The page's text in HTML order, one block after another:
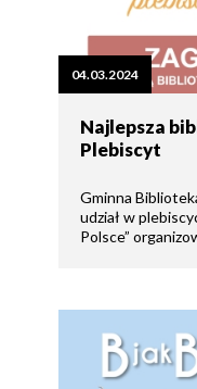
04.03.2024
Najlepsza
Plebiscyt
Gminna
udział w
Polsce”